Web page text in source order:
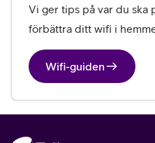
Vi ger tips på var du ska
förbättra ditt wifi i
Wifi-guiden